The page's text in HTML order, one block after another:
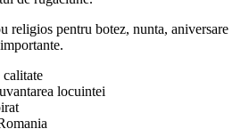
religios pentru botez, nunta, aniversare
locuintei